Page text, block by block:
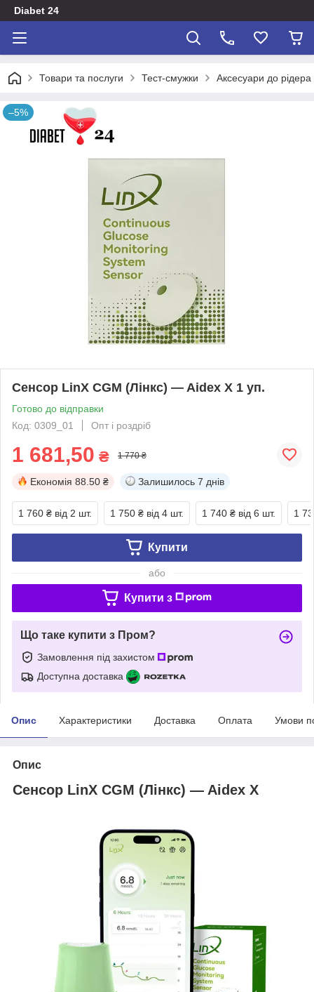
Diabet 24
Товари та послуги Тест-смужки Аксесуари до
–5%
Сенсор LinX CGM (Лінкс) — Aidex X 1 уп.
Готово до відправки
Код: 0309_01
Опт і роздріб
1 681,50 ₴ 1 770 ₴
Економія 88.50 ₴ Залишилось 7 днів
1 760 ₴ від 2 шт. 1 750 ₴ від 4 шт. 1 740 ₴ від 6 шт. 1
Купити
або
Купити з
Що таке купити з Пром?
Замовлення під захистом
Доступна доставка
Опис Характеристики Доставка Оплата Умови
Опис
Сенсор LinX CGM (Лінкс) — Aidex X